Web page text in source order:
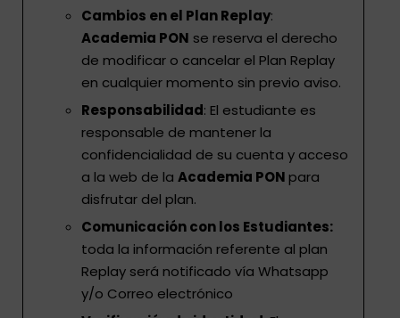
Cambios en el Plan Replay:
Academia PON se reserva el derecho
de modificar o cancelar el Plan Replay
en cualquier momento sin previo aviso.
Responsabilidad: El estudiante es
responsable de mantener la
confidencialidad de su cuenta y acceso
a la web de la Academia PON para
disfrutar del plan.
Comunicación con los Estudiantes:
toda la información referente al plan
Replay será notificado vía Whatsapp
y/o Correo electrónico